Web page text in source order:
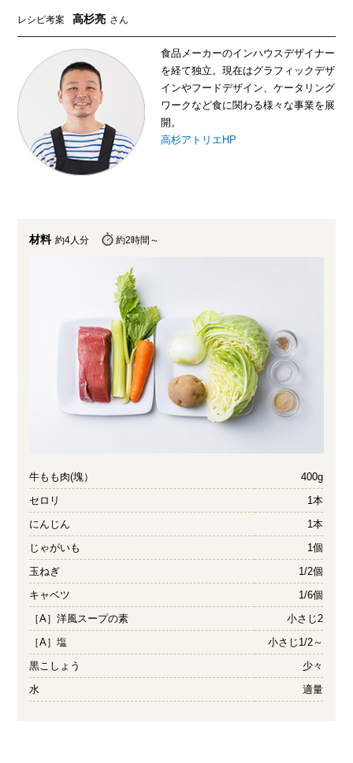
レシピ考案 高杉亮 さん
食品メーカーのインハウスデザイナー
を経て独立。現在はグラフィックデザ
インやフードデザイン、ケータリング
ワークなど食に関わる様々な事業を展
開。
高杉アトリエHP
材料 約4人分 約2時間～
牛もも肉(塊）
400g
セロリ
1本
にんじん
1本
じゃがいも
1個
玉ねぎ
1/2個
キャベツ
1/6個
［A］洋風スープの素
小さじ2
［A］塩
小さじ1/2～
黒こしょう
少々
水
適量